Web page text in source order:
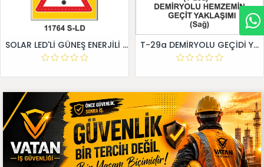
SOLAR LED'Lİ GÜNEŞ ENERJİLİ LEVHA T-29a DEMİRYOLU GEÇİDİ YAKLAŞIM LEVHALARI (Sağ)